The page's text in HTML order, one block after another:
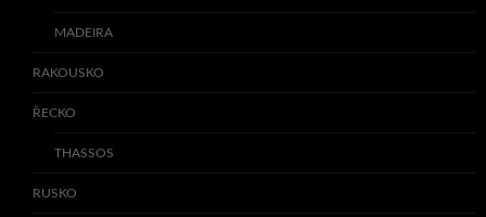
MADEIRA
RAKOUSKO
ŘECKO
THASSOS
RUSKO